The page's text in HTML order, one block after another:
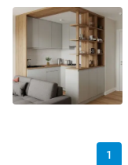
1